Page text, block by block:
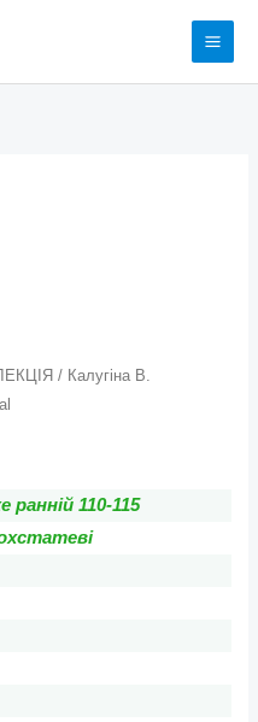
/ Калугіна В.
ранній 110-115